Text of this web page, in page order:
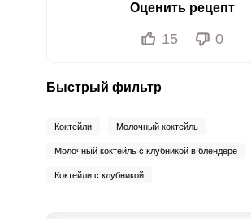
Оценить рецепт
15 0
Быстрый фильтр
Коктейли Молочный коктейль
Молочный коктейль с клубникой в блендере
Коктейли с клубникой